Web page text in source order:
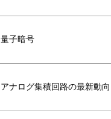
量子暗号
アナログ集積回路の最新動向